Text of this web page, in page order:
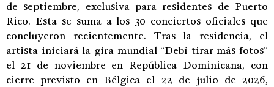
de septiembre, exclusiva para residentes de Puerto
Rico. Esta se suma a los 30 conciertos oficiales que
concluyeron recientemente. Tras la residencia, el
artista iniciará la gira mundial “Debí tirar más fotos”
el 21 de noviembre en República Dominicana, con
cierre previsto en Bélgica el 22 de julio de 2026,